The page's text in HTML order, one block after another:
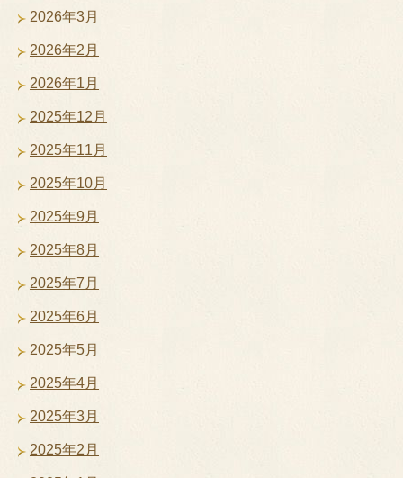
2026年3月
2026年2月
2026年1月
2025年12月
2025年11月
2025年10月
2025年9月
2025年8月
2025年7月
2025年6月
2025年5月
2025年4月
2025年3月
2025年2月